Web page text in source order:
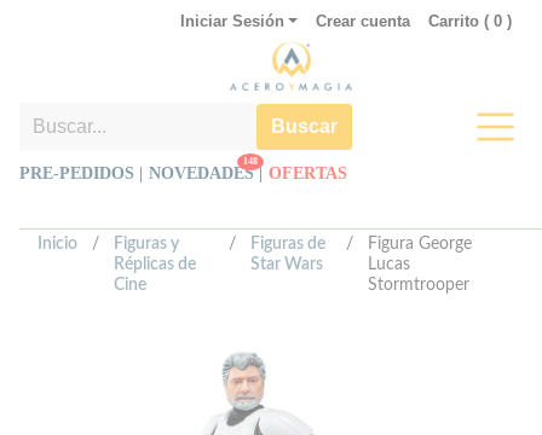
Carrito ( 0 )
Crear cuenta
Iniciar Sesión
Buscar
PRE-PEDIDOS | NOVEDADES
148
| OFERTAS
Inicio /
Figuras y
Réplicas de
Cine
/
Figuras de
Star Wars
/
Figura George
Lucas
Stormtrooper